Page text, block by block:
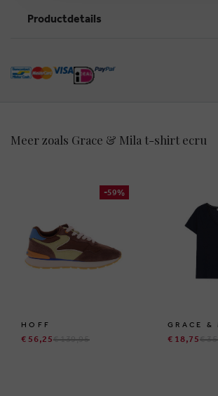
Productdetails
Meer zoals Grace & Mila t-shirt ecru
-59%
HOFF
€ 56,25€ 139,95
GRACE &
€ 18,75€